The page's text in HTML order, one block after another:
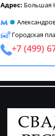
Адрес: Большая
Городская
+7 (499)